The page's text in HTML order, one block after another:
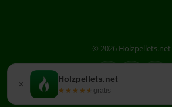
× Holzpellets.net
★★★★★
★★★★★ gratis
© 2026 Holzpellets.net
Facebook